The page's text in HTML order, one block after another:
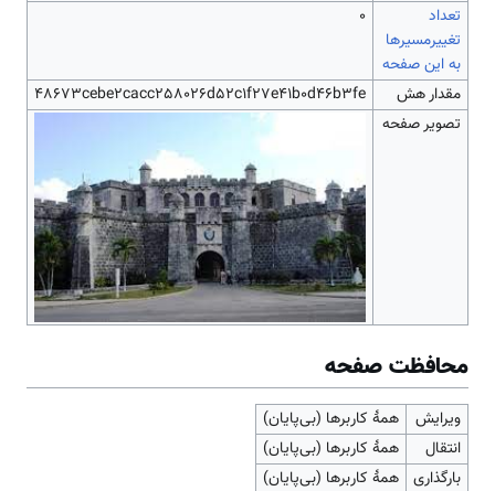
تعداد
تغییرمسیرها
به این صفحه
۰
مقدار هش
48673cebe2cacc258026d52c1f27e41b0d46b3fe
تصویر صفحه
محافظت صفحه
ویرایش
همهٔ کاربرها (بی‌پایان)
انتقال
همهٔ کاربرها (بی‌پایان)
بارگذاری
همهٔ کاربرها (بی‌پایان)